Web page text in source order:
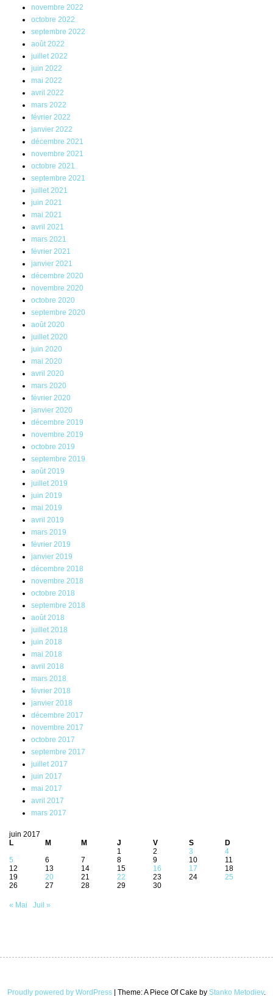
novembre 2022
octobre 2022
septembre 2022
août 2022
juillet 2022
juin 2022
mai 2022
avril 2022
mars 2022
février 2022
janvier 2022
décembre 2021
novembre 2021
octobre 2021
septembre 2021
juillet 2021
juin 2021
mai 2021
avril 2021
mars 2021
février 2021
janvier 2021
décembre 2020
novembre 2020
octobre 2020
septembre 2020
août 2020
juillet 2020
juin 2020
mai 2020
avril 2020
mars 2020
février 2020
janvier 2020
décembre 2019
novembre 2019
octobre 2019
septembre 2019
août 2019
juillet 2019
juin 2019
mai 2019
avril 2019
mars 2019
février 2019
janvier 2019
décembre 2018
novembre 2018
octobre 2018
septembre 2018
août 2018
juillet 2018
juin 2018
mai 2018
avril 2018
mars 2018
février 2018
janvier 2018
décembre 2017
novembre 2017
octobre 2017
septembre 2017
juillet 2017
juin 2017
mai 2017
avril 2017
mars 2017
juin 2017
L
M M J V S
D
1
2 3
4
5
6 7 8 9 10
11
12
13 14 15 16 17
18
19
20 21 22 23 24
25
26
27 28 29 30
« Mai Juil »
Proudly powered by WordPress | Theme: A Piece Of Cake by Stanko Metodiev.